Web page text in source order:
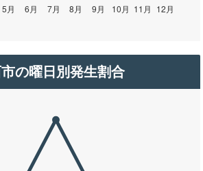
の曜日別発生割合